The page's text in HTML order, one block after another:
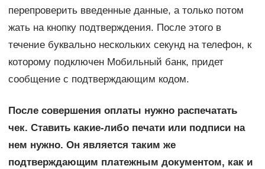
перепроверить введенные данные, а только потом
жать на кнопку подтверждения. После этого в
течение буквально нескольких секунд на телефон, к
которому подключен Мобильный банк, придет
сообщение с подтверждающим кодом.
После совершения оплаты нужно распечатать
чек. Ставить какие-либо печати или подписи на
нем нужно. Он является таким же
подтверждающим платежным документом, как и